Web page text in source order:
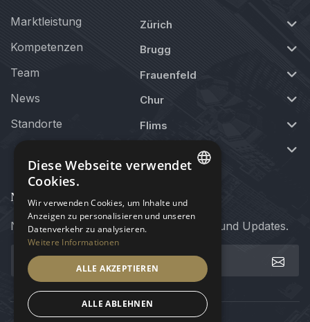
Marktleistung
Kompetenzen
Team
News
Standorte
Zürich
Brugg
Frauenfeld
Chur
Flims
Newsletter
Newsletter abonnieren für Neuigkeiten und Updates.
GERMAN
Diese Webseite verwendet
Cookies.
Wir verwenden Cookies, um Inhalte und
Anzeigen zu personalisieren und unseren
Datenverkehr zu analysieren.
Weitere Informationen
ALLE AKZEPTIEREN
ALLE ABLEHNEN